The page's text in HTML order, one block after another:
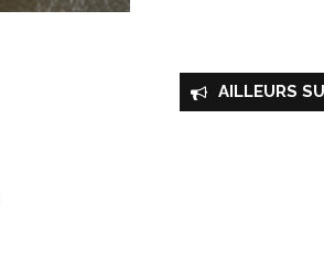
AILLEURS